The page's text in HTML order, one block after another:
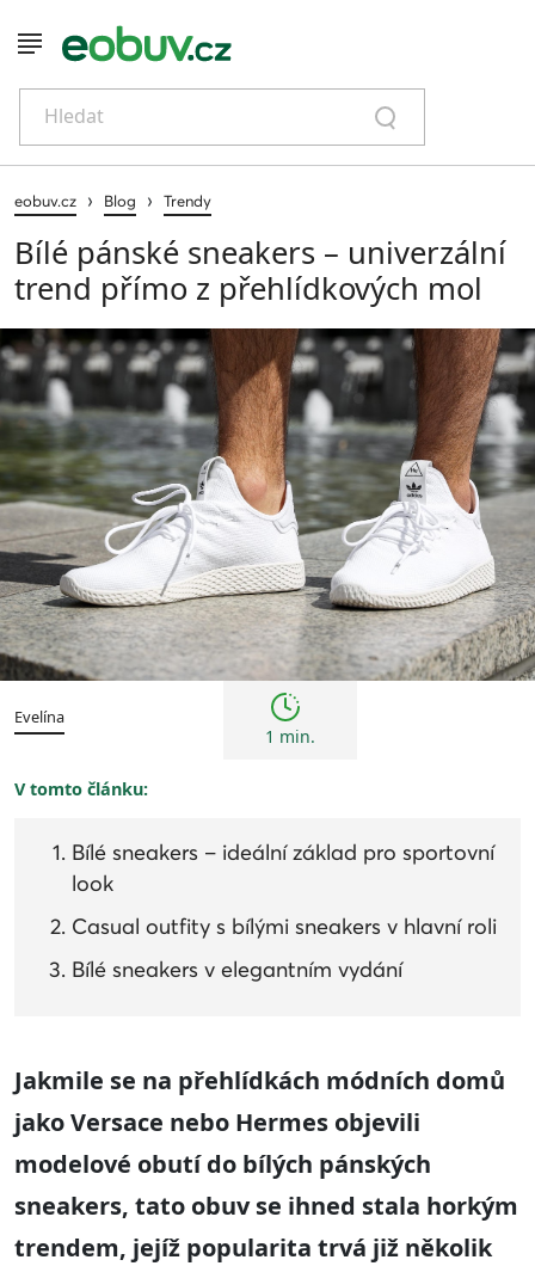
Hledat
eobuv.cz › Blog › Trendy
Bílé pánské sneakers – univerzální
trend přímo z přehlídkových mol
Trendy
Evelína
1 min.
V tomto článku:
Bílé sneakers – ideální základ pro sportovní
look
Casual outfity s bílými sneakers v hlavní roli
Bílé sneakers v elegantním vydání
Jakmile se na přehlídkách módních domů
jako Versace nebo Hermes objevili
modelové obutí do bílých pánských
sneakers, tato obuv se ihned stala horkým
trendem, jejíž popularita trvá již několik